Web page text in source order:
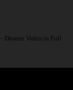
Dronen Video in Full